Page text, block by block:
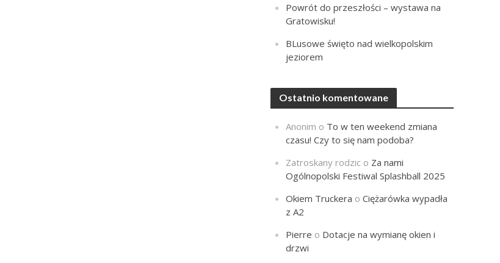
Powrót do przeszłości – wystawa na
Gratowisku!
BLusowe święto nad wielkopolskim
jeziorem
Ostatnio komentowane
Anonim o To w ten weekend zmiana
czasu! Czy to się nam podoba?
Zatroskany rodzic o Za nami
Ogólnopolski Festiwal Splashball 2025
Okiem Truckera oCiężarówka wypadła
z A2
Pierre o Dotacje na wymianę okien i
drzwi